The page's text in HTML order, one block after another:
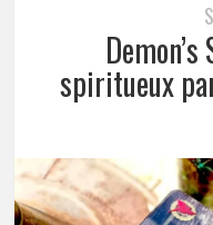
spiritueux